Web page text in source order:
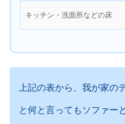
キッチン・洗面所などの床
上記の表から、我が家の
と何と言ってもソファー